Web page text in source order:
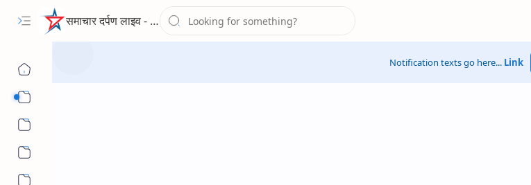
समाचार दर्पण लाइव - द न्यूज पोर्टल
Notification texts go here... Link